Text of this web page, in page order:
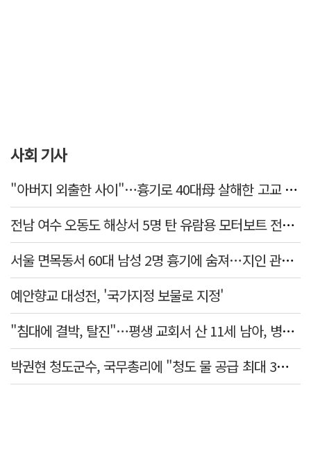
사회 기사
"아버지 외출한 사이"…흉기로 40대母 살해한 고교 자퇴생, 구속 기로에
전남 여수 오동도 해상서 5명 탄 유람용 모터보트 전복…2명 숨져
서울 면목동서 60대 남성 2명 흉기에 숨져…지인 관계로 추정
예안향교 대성전, '국가지정 보물로 지정'
"침대에 결박, 탈진"…평생 교회서 산 11세 남아, 병원 이송 끝 숨져
박권현 청도군수, 국무총리에 "청도 물 공급 최대 3만t 늘려달라"